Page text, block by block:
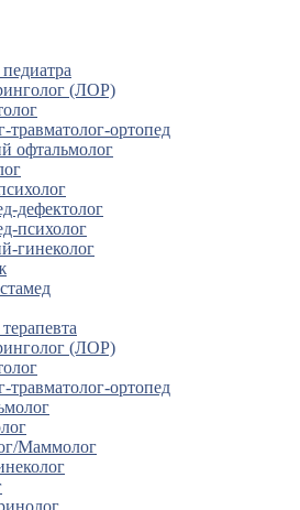
(ЛОР)
травматолог-ортопед
офтальмолог
дефектолог
психолог
гинеколог
(ЛОР)
травматолог-ортопед
Маммолог